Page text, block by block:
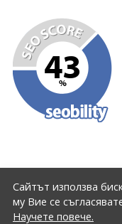
Сайтът използва
му Вие се
Научете повече.